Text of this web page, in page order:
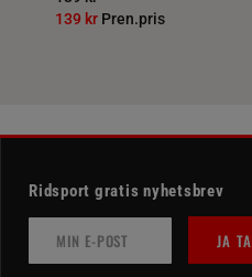
139 kr Pren.pris
Ridsport gratis nyhetsbrev
JA